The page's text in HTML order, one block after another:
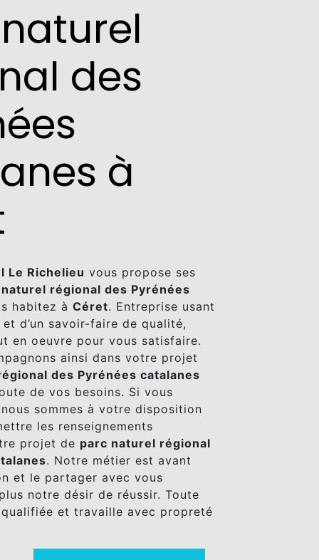
des
à
Le Richelieu vous propose ses
régional des Pyrénées
habitez à Céret. Entreprise usant
et d’un savoir-faire de qualité,
en oeuvre pour vous satisfaire.
ainsi dans votre projet
des Pyrénées catalanes
de vos besoins. Si vous
sommes à votre disposition
les renseignements
projet de parc naturel régional
. Notre métier est avant
et le partager avec vous
notre désir de réussir. Toute
et travaille avec propreté